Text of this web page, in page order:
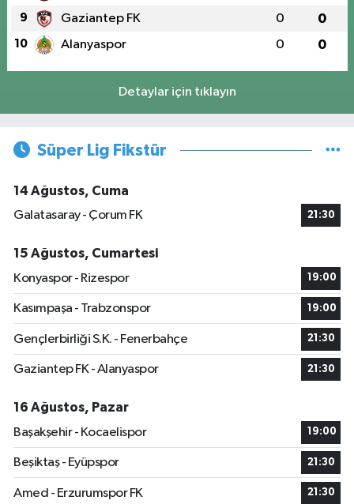
9 Gaziantep FK 0 0
10 Alanyaspor 0 0
Detaylar için tıklayın
Süper Lig Fikstür
14 Ağustos, Cuma
Galatasaray - Çorum FK
21:30
15 Ağustos, Cumartesi
Konyaspor - Rizespor
19:00
Kasımpaşa - Trabzonspor 19:00
Gençlerbirliği S.K. - Fenerbahçe 21:30
Gaziantep FK - Alanyaspor 21:30
16 Ağustos, Pazar
Başakşehir - Kocaelispor
19:00
Beşiktaş - Eyüpspor 21:30
Amed - Erzurumspor FK 21:30